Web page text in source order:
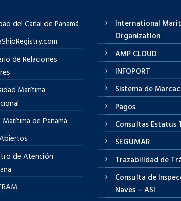
del Canal de Panamá
de Relaciones
Marítima
Marítima de Panamá
de Atención
International
Organization
AMP CLOUD
INFOPORT
Sistema de
Pagos
Consultas Estatus
SEGUMAR
Trazabilidad de
Consulta de
Naves – ASI